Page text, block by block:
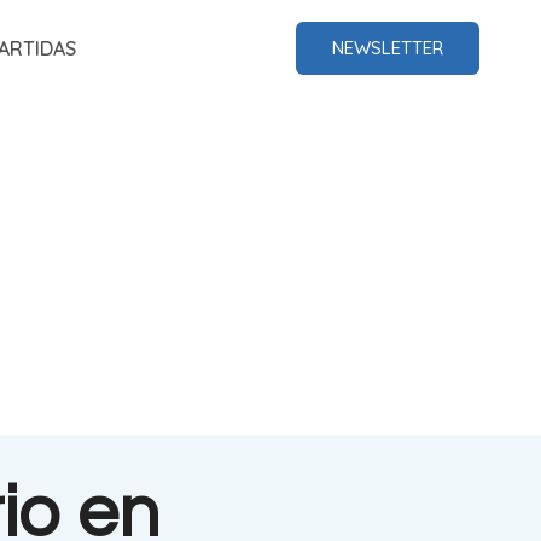
NEWSLETTER
en